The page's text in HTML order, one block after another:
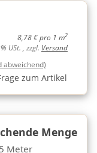
8,78 € pro 1 m2
USt. , zzgl. Versand
abweichend)
zum Artikel
Menge
Meter